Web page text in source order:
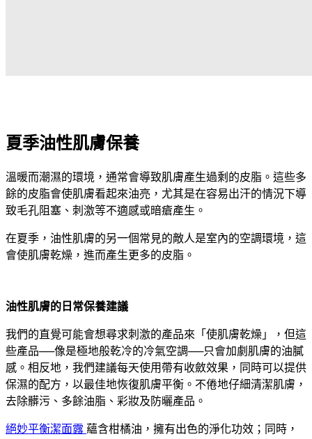
夏季油性肌膚保養
溫暖而潮濕的環境，通常會導致肌膚產生過剩的皮脂。這些多
餘的皮脂會使肌膚看起來油亮，尤其是在容易出汗的情況下導
致毛孔阻塞、刺激等不適感或暗瘡產生。
在夏季，油性肌膚的另一個常見的敵人是室內的空調環境，這
會使肌膚乾燥，進而產生更多的皮脂。
油性肌膚的日常保養建議
我們的直覺可能會想尋求刺激的產品來「使肌膚乾燥」，但這
些產品──像是極地般乾冷的冷氣空調──只會加劇肌膚的油膩
感。相反地，我們建議每天使用帶有收斂效果，同時可以提供
保濕的配方，以最佳地恢復肌膚平衡。不倦地仔細清潔肌膚，
去除髒污、多餘油脂、彩妝及防曬產品。
絕妙平衡潔面露 蘊含柑橘油，擁有出色的淨化功效；同時，